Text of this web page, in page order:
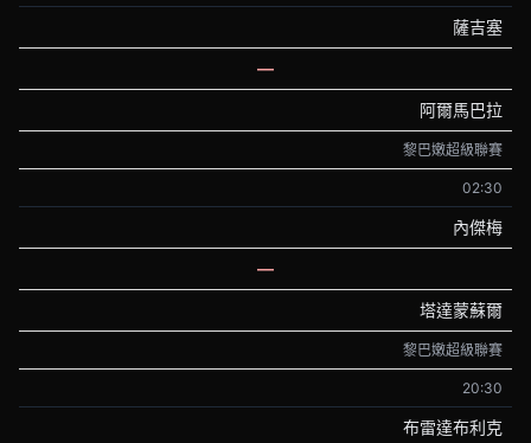
薩吉塞
—
阿爾馬巴拉
黎巴嫩超級聯賽
02:30
內傑梅
—
塔達蒙蘇爾
黎巴嫩超級聯賽
20:30
布雷達布利克